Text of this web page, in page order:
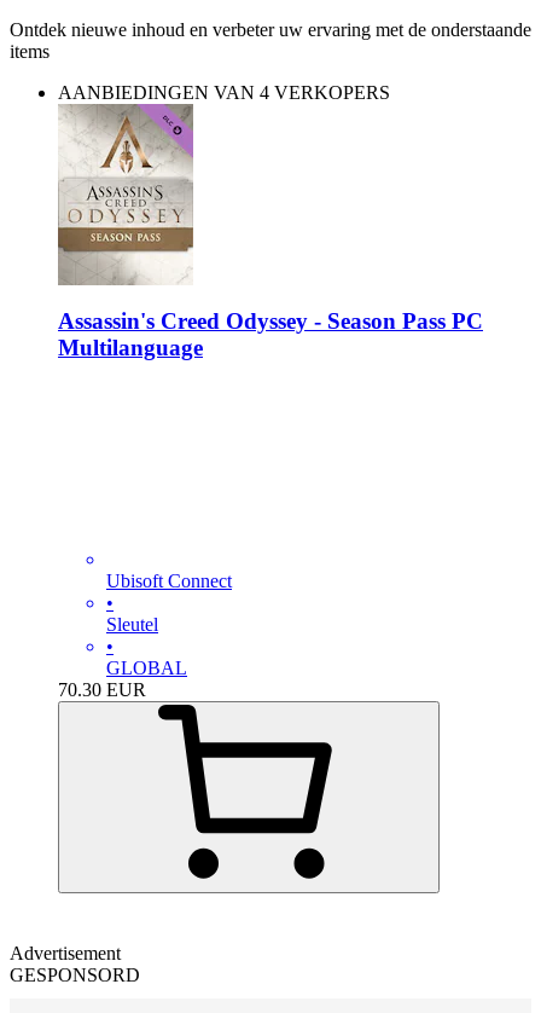
Ontdek nieuwe inhoud en verbeter uw ervaring met de onderstaande
items
AANBIEDINGEN VAN 4 VERKOPERS
Assassin's Creed Odyssey - Season Pass PC
Multilanguage
Ubisoft Connect
•
Sleutel
•
GLOBAL
70.30 EUR
Advertisement
GESPONSORD